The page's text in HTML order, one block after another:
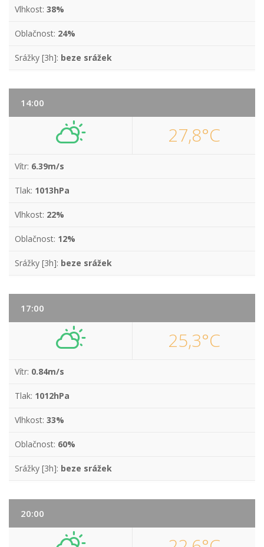
Vlhkost: 38%
Oblačnost: 24%
Srážky [3h]: beze srážek
14:00
27,8°C
Vítr: 6.39m/s
Tlak: 1013hPa
Vlhkost: 22%
Oblačnost: 12%
Srážky [3h]: beze srážek
17:00
25,3°C
Vítr: 0.84m/s
Tlak: 1012hPa
Vlhkost: 33%
Oblačnost: 60%
Srážky [3h]: beze srážek
20:00